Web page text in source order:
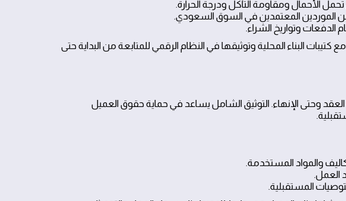
الأحمال ومقاومة التآكل ودرجة الحرارة.
المعتمدين في السوق السعودي.
الدفعات وتواريخ الشراء.
البناء المحلية وتوثيقها في النظام الرقمي للمتابعة من البداية حتى
وحتى الإنهاء. التوثيق الشامل يساعد في حماية حقوق العميل
والمواد المستخدمة.
العمل.
المستقبلية.